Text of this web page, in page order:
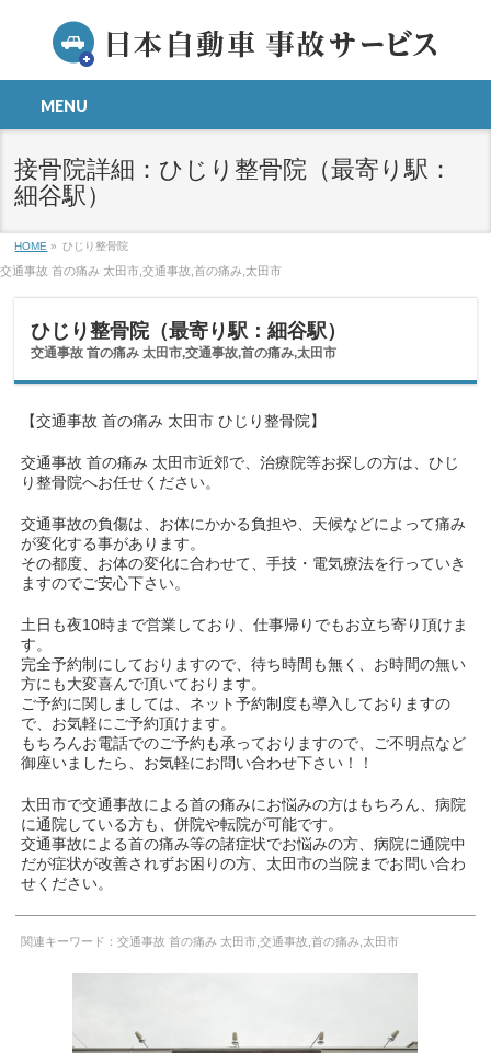
MENU
接骨院詳細：ひじり整骨院（最寄り駅：
細谷駅）
HOME » ひじり整骨院
交通事故 首の痛み 太田市,交通事故,首の痛み,太田市
ひじり整骨院（最寄り駅：細谷駅）
交通事故 首の痛み 太田市,交通事故,首の痛み,太田市
【交通事故 首の痛み 太田市 ひじり整骨院】
交通事故 首の痛み 太田市近郊で、治療院等お探しの方は、ひじ
り整骨院へお任せください。
交通事故の負傷は、お体にかかる負担や、天候などによって痛み
が変化する事があります。
その都度、お体の変化に合わせて、手技・電気療法を行っていき
ますのでご安心下さい。
土日も夜10時まで営業しており、仕事帰りでもお立ち寄り頂けま
す。
完全予約制にしておりますので、待ち時間も無く、お時間の無い
方にも大変喜んで頂いております。
ご予約に関しましては、ネット予約制度も導入しておりますの
で、お気軽にご予約頂けます。
もちろんお電話でのご予約も承っておりますので、ご不明点など
御座いましたら、お気軽にお問い合わせ下さい！！
太田市で交通事故による首の痛みにお悩みの方はもちろん、病院
に通院している方も、併院や転院が可能です。
交通事故による首の痛み等の諸症状でお悩みの方、病院に通院中
だが症状が改善されずお困りの方、太田市の当院までお問い合わ
せください。
関連キーワード：交通事故 首の痛み 太田市,交通事故,首の痛み,太田市